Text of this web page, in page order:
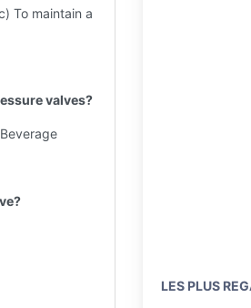
To maintain a
valves?
LES PLUS